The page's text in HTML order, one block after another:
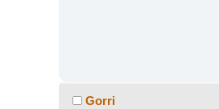
Gorri